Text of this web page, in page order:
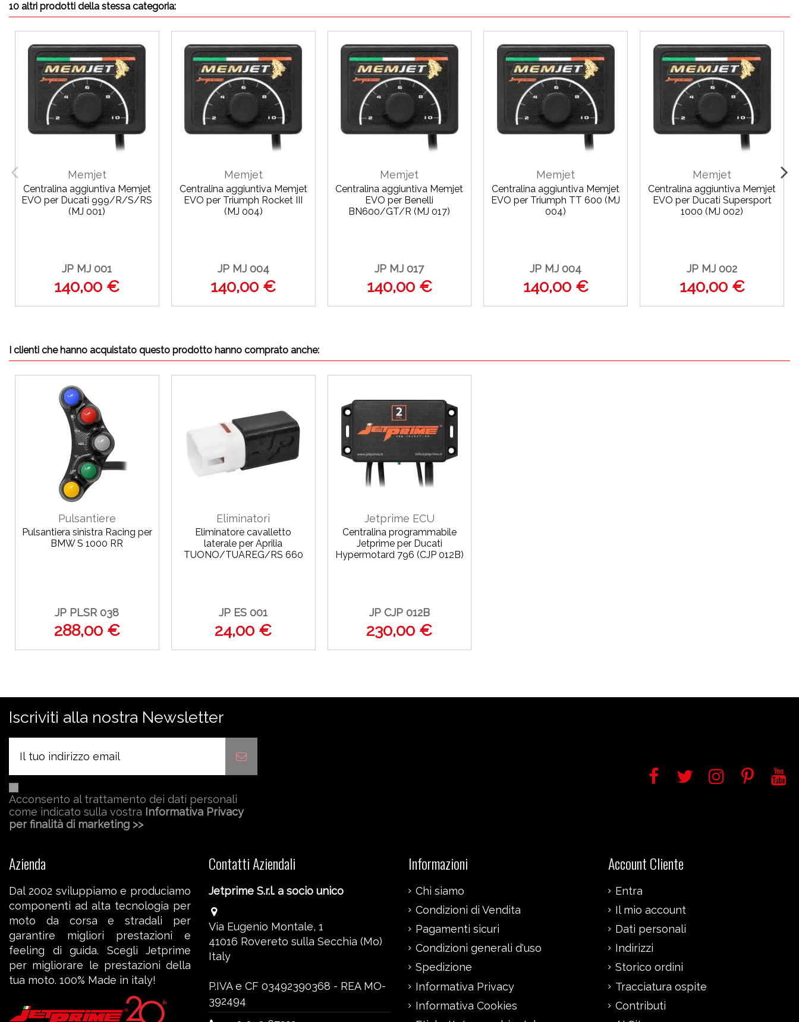
10 altri prodotti della stessa categoria:
Memjet
Centralina aggiuntiva Memjet
EVO per Ducati 999/R/S/RS
(MJ 001)
JP MJ 001
140,00 €
Memjet
Centralina aggiuntiva Memjet
EVO per Triumph Rocket III
(MJ 004)
JP MJ 004
140,00 €
Memjet
Centralina aggiuntiva Memjet
EVO per Benelli
BN600/GT/R (MJ 017)
JP MJ 017
140,00 €
Memjet
Centralina aggiuntiva Memjet
EVO per Triumph TT 600 (MJ
004)
JP MJ 004
140,00 €
Memjet
Centralina aggiuntiva Memjet
EVO per Ducati Supersport
1000 (MJ 002)
JP MJ 002
140,00 €
I clienti che hanno acquistato questo prodotto hanno comprato anche:
Pulsantiere
Pulsantiera sinistra Racing per
BMW S 1000 RR
JP PLSR 038
288,00 €
Eliminatori
Eliminatore cavalletto
laterale per Aprilia
TUONO/TUAREG/RS 660
JP ES 001
24,00 €
Jetprime ECU
Centralina programmabile
Jetprime per Ducati
Hypermotard 796 (CJP 012B)
JP CJP 012B
230,00 €
Iscriviti alla nostra Newsletter
Acconsento al trattamento dei dati personali
come indicato sulla vostra Informativa Privacy
per finalità di marketing >>
Azienda
Dal 2002 sviluppiamo e produciamo
componenti ad alta tecnologia per
moto da corsa e stradali per
garantire migliori prestazioni e
feeling di guida. Scegli Jetprime
per migliorare le prestazioni della
tua moto. 100% Made in italy!
Contatti Aziendali
Jetprime S.r.l. a socio unico
Via Eugenio Montale, 1
41016 Rovereto sulla Secchia (Mo)
Italy
P.IVA e CF 03492390368 - REA MO-
392494
Informazioni
Chi siamo
Condizioni di Vendita
Pagamenti sicuri
Condizioni generali d'uso
Spedizione
Informativa Privacy
Informativa Cookies
Account Cliente
Entra
Il mio account
Dati personali
Indirizzi
Storico ordini
Tracciatura ospite
Contributi